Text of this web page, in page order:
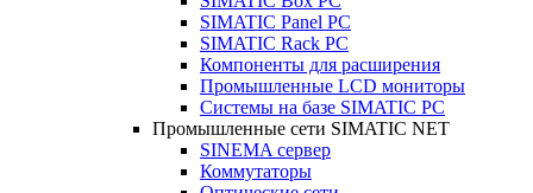
SIMATIC Panel PС
SIMATIC Rack PC
Компоненты для расширения
Промышленные LCD мониторы
Системы на базе SIMATIC PC
Промышленные сети SIMATIC NET
SINEMA сервер
Коммутаторы